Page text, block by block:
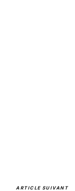
ARTICLE SUIVANT